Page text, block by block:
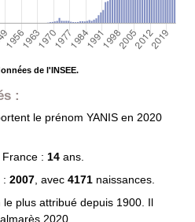
de l'INSEE.
:
le prénom YANIS en 2020
: 14 ans.
: 2007, avec 4171 naissances.
plus attribué depuis 1900. Il
2020.